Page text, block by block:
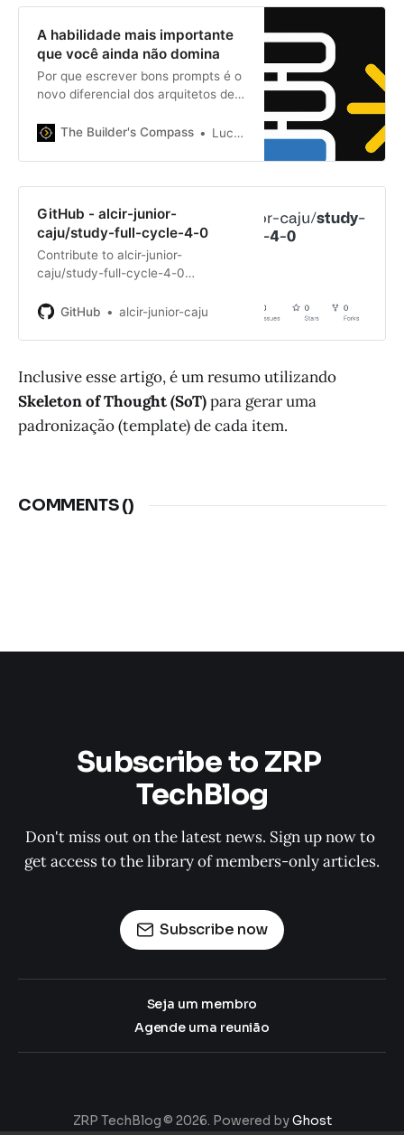
A habilidade mais importante
que você ainda não domina
Por que escrever bons prompts é o
novo diferencial dos arquitetos de
The Builder's Compass
Lucas Gertel
GitHub - alcir-junior-
caju/study-full-cycle-4-0
Contribute to alcir-junior-
caju/study-full-cycle-4-0
account on GitHub.
GitHub alcir-junior-caju
Inclusive esse artigo, é um resumo utilizando
Skeleton of Thought (SoT)para gerar uma
padronização (template) de cada item.
COMMENTS ()
Subscribe to ZRP
TechBlog
Don't miss out on the latest news. Sign up now to
get access to the library of members-only articles.
Subscribe now
Seja um membro
Agende uma reunião
ZRP TechBlog © 2026. Powered byGhost